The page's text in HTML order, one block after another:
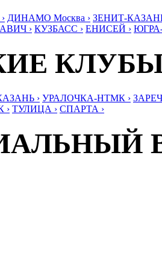
ДИНАМО Москва › ЗЕНИТ-
› КУЗБАСС › ЕНИСЕЙ ›
› УРАЛОЧКА-НТМК ›
› ТУЛИЦА › СПАРТА ›